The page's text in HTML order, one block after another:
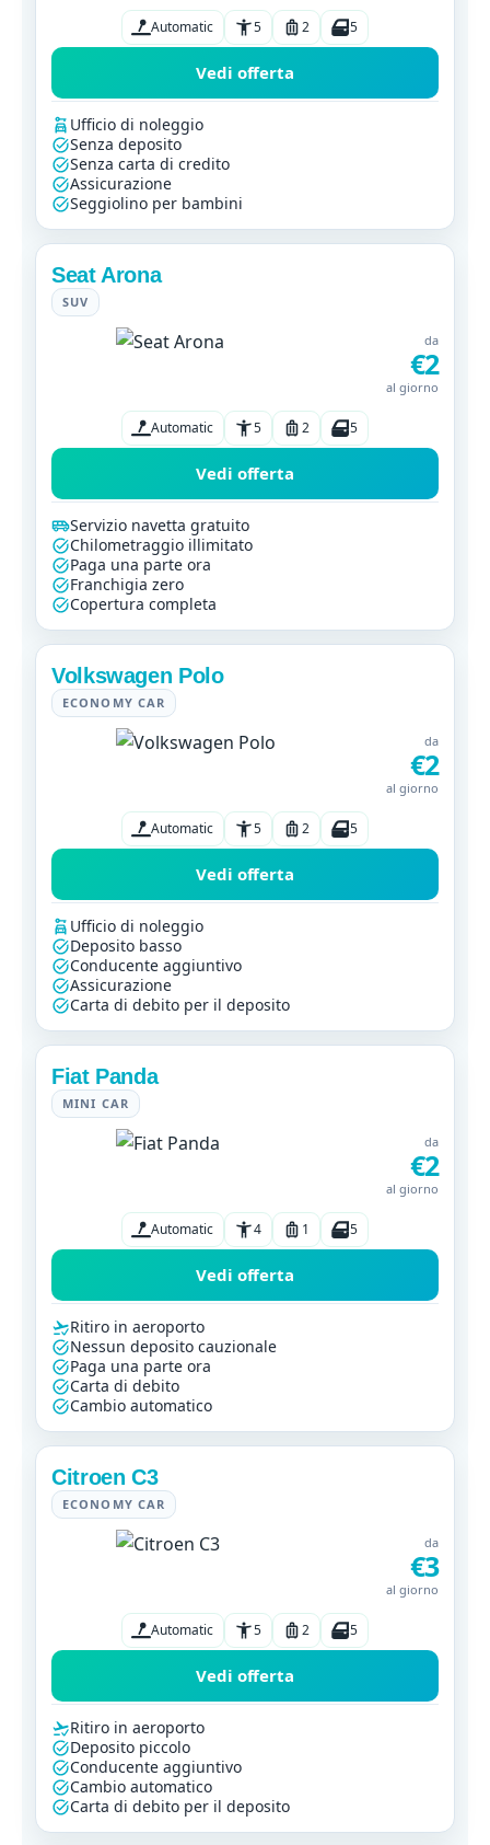
Automatic 5 2 5
Vedi offerta
Ufficio di noleggio
Senza deposito
Senza carta di credito
Assicurazione
Seggiolino per bambini
Seat Arona
SUV
da
€2
al giorno
Automatic 5 2 5
Vedi offerta
Servizio navetta gratuito
Chilometraggio illimitato
Paga una parte ora
Franchigia zero
Copertura completa
Volkswagen Polo
ECONOMY CAR
da
€2
al giorno
Automatic 5 2 5
Vedi offerta
Ufficio di noleggio
Deposito basso
Conducente aggiuntivo
Assicurazione
Carta di debito per il deposito
Fiat Panda
MINI CAR
da
€2
al giorno
Automatic 4 1 5
Vedi offerta
Ritiro in aeroporto
Nessun deposito cauzionale
Paga una parte ora
Carta di debito
Cambio automatico
Citroen C3
ECONOMY CAR
da
€3
al giorno
Automatic 5 2 5
Vedi offerta
Ritiro in aeroporto
Deposito piccolo
Conducente aggiuntivo
Cambio automatico
Carta di debito per il deposito